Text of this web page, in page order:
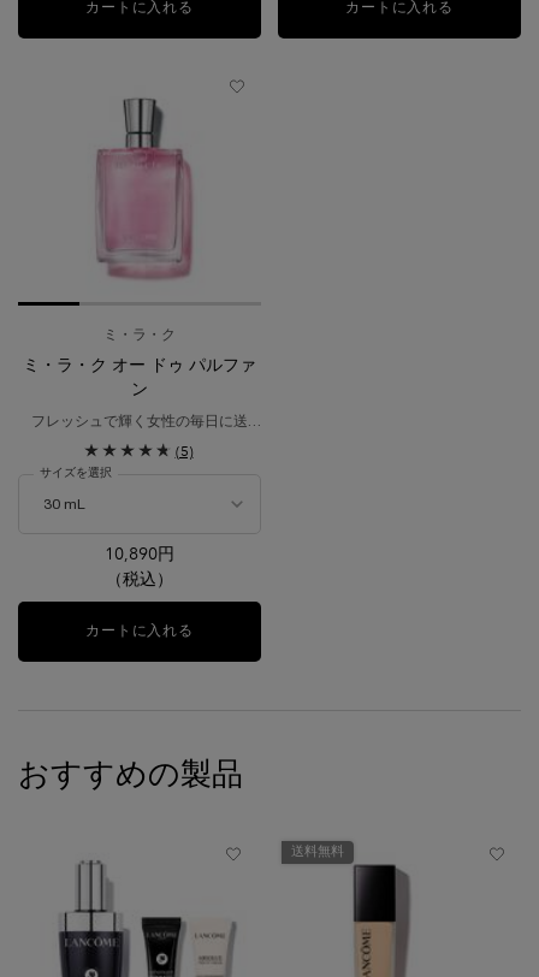
カートに入れる トレゾァ オー ドゥ パルファン
カートに入れる
ミ・ラ・ク
ミ・ラ・ク オー ドゥ パルファ
ン
フレッシュで輝く女性の毎日に送
を起こすフレグランス ミ・ラ・ク
(5)
サイズを選択
10,890円
（税込）
カートに入れる
おすすめの製品
送料無料